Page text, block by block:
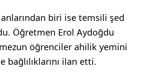
biri ise temsili şed
Öğretmen Erol Aydoğdu
öğrenciler ahilik yemini
ilan etti.